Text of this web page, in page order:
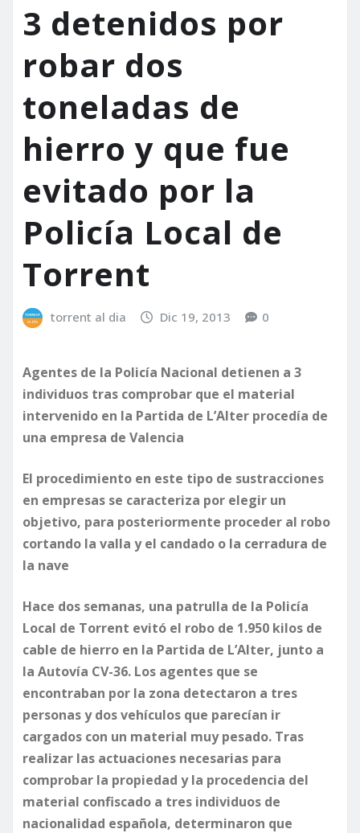
3 detenidos por
robar dos
toneladas de
hierro y que fue
evitado por la
Policía Local de
Torrent
torrent al dia Dic 19, 2013 0
Agentes de la Policía Nacional detienen a 3
individuos tras comprobar que el material
intervenido en la Partida de L’Alter procedía de
una empresa de Valencia
El procedimiento en este tipo de sustracciones
en empresas se caracteriza por elegir un
objetivo, para posteriormente proceder al robo
cortando la valla y el candado o la cerradura de
la nave
Hace dos semanas, una patrulla de la Policía
Local de Torrent evitó el robo de 1.950 kilos de
cable de hierro en la Partida de L’Alter, junto a
la Autovía CV-36. Los agentes que se
encontraban por la zona detectaron a tres
personas y dos vehículos que parecían ir
cargados con un material muy pesado. Tras
realizar las actuaciones necesarias para
comprobar la propiedad y la procedencia del
material confiscado a tres individuos de
nacionalidad española, determinaron que